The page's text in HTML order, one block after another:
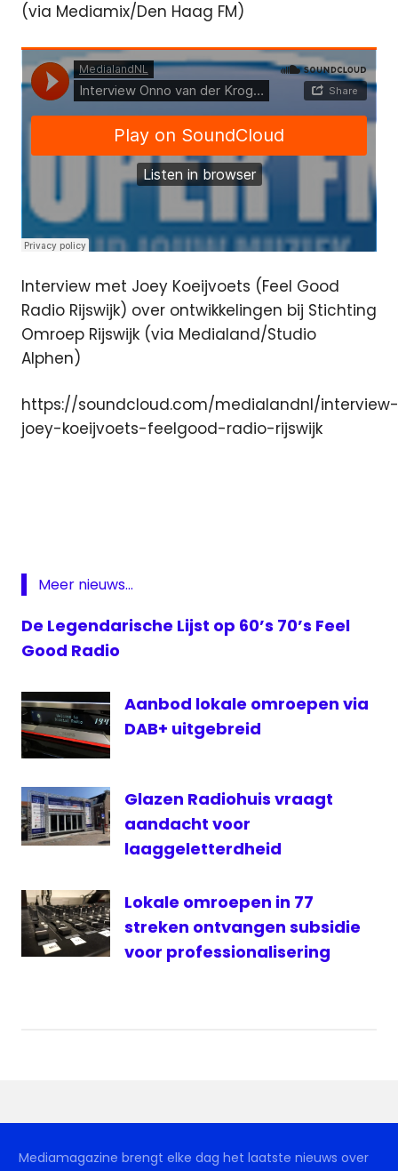
(via Mediamix/Den Haag FM)
Interview met Joey Koeijvoets (Feel Good
Radio Rijswijk) over ontwikkelingen bij Stichting
Omroep Rijswijk (via Medialand/Studio
Alphen)
https://soundcloud.com/medialandnl/interview-
joey-koeijvoets-feelgood-radio-rijswijk
Midvliet
Rijswijk
Rijswijk
Super
FM
Meer nieuws...
De Legendarische Lijst op 60’s 70’s Feel
Good Radio
Aanbod lokale omroepen via
DAB+ uitgebreid
Glazen Radiohuis vraagt
aandacht voor
laaggeletterdheid
Lokale omroepen in 77
streken ontvangen subsidie
voor professionalisering
Mediamagazine brengt elke dag het laatste nieuws over